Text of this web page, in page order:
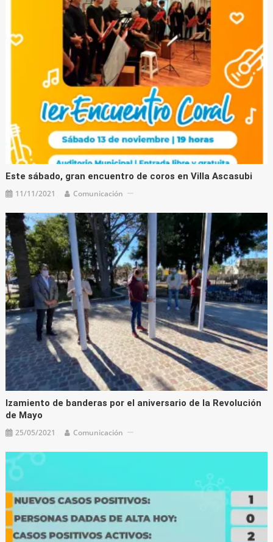
Este sábado, gran encuentro de coros en Villa Ascasubi
11/11/2021 Comunicación
Izamiento de banderas por el aniversario de la Revolución
de Mayo
25/05/2021 Comunicación